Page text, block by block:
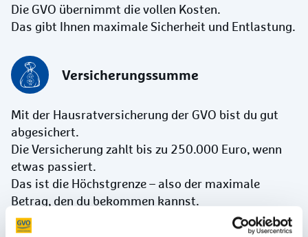
Die GVO übernimmt die vollen Kosten.
Das gibt Ihnen maximale Sicherheit und Entlastung.
Versicherungs­summe
Mit der Hausratversicherung der GVO bist du gut
abgesichert.
Die Versicherung zahlt bis zu 250.000 Euro, wenn
etwas passiert.
Das ist die Höchstgrenze – also der maximale
Betrag, den du bekommen kannst.
Du musst dir keine Sorgen machen, dass du